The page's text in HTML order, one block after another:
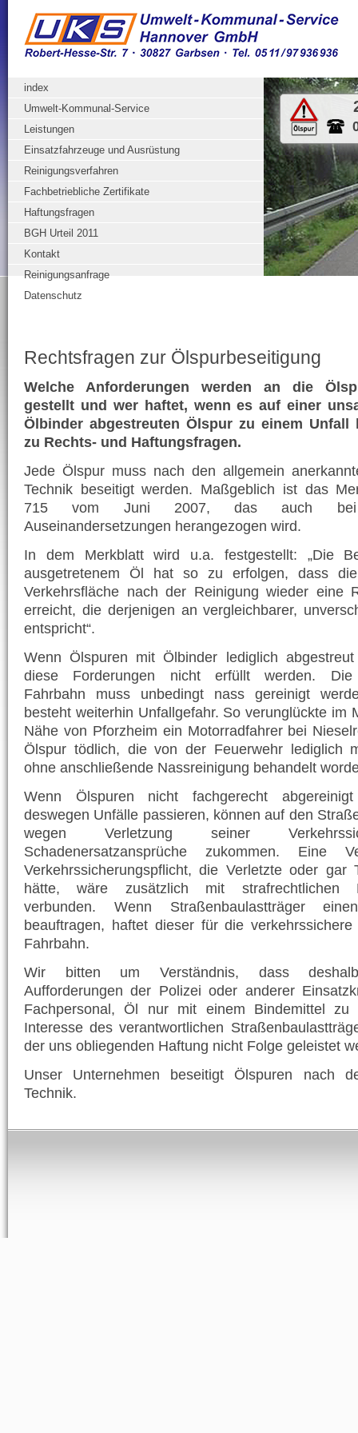
index
Umwelt-Kommunal-Service
Leistungen
Einsatzfahrzeuge und Ausrüstung
Reinigungsverfahren
Fachbetriebliche Zertifikate
Haftungsfragen
BGH Urteil 2011
Kontakt
Reinigungsanfrage
Datenschutz
Rechtsfragen zur Ölspurbeseitigung
Welche Anforderungen werden an die
gestellt und wer haftet, wenn es auf einer
Ölbinder abgestreuten Ölspur zu einem Unfall
zu Rechts- und Haftungsfragen.
Jede Ölspur muss nach den allgemein
Technik beseitigt werden. Maßgeblich ist das
715 vom Juni 2007, das auch bei
Auseinandersetzungen herangezogen wird.
In dem Merkblatt wird u.a. festgestellt: „Die
ausgetretenem Öl hat so zu erfolgen, dass die
Verkehrsfläche nach der Reinigung wieder eine
erreicht, die derjenigen an vergleichbarer,
entspricht“.
Wenn Ölspuren mit Ölbinder lediglich
diese Forderungen nicht erfüllt werden. Die
Fahrbahn muss unbedingt nass gereinigt
besteht weiterhin Unfallgefahr. So verunglückte im
Nähe von Pforzheim ein Motorradfahrer bei
Ölspur tödlich, die von der Feuerwehr lediglich
ohne anschließende Nassreinigung behandelt
Wenn Ölspuren nicht fachgerecht
deswegen Unfälle passieren, können auf den
wegen Verletzung seiner
Schadenersatzansprüche zukommen. Eine
Verkehrssicherungspflicht, die Verletzte oder gar
hätte, wäre zusätzlich mit strafrechtlichen
verbunden. Wenn Straßenbaulastträger
beauftragen, haftet dieser für die
Fahrbahn.
Wir bitten um Verständnis, dass deshalb
Aufforderungen der Polizei oder anderer
Fachpersonal, Öl nur mit einem Bindemittel zu
Interesse des verantwortlichen
der uns obliegenden Haftung nicht Folge geleistet
Unser Unternehmen beseitigt Ölspuren nach
Technik.